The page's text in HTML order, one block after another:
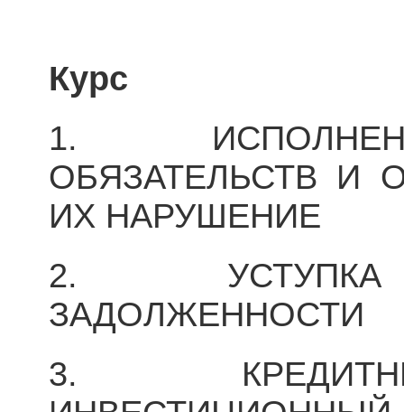
Курс
1.
ОБЯЗАТЕЛЬСТВ И
ИХ НАРУШЕНИЕ
2. УСТУПКА
ЗАДОЛЖЕННОСТИ
3.